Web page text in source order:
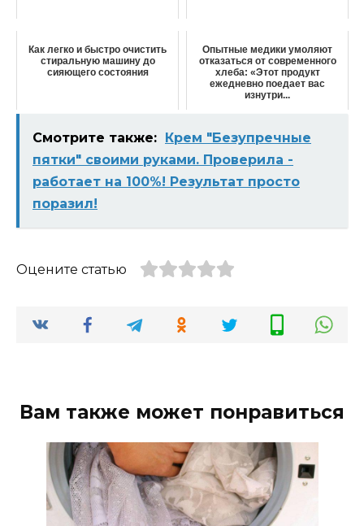
Как легко и быстро очистить
стиральную машину до
сияющего состояния
Опытные медики умоляют
отказаться от современного
хлеба: «Этот продукт
ежедневно поедает вас
изнутри...
Смотрите также:
Крем "Безупречные
пятки" своими руками. Проверила -
работает на 100%! Результат просто
поразил!
Оцените статью
Вам также может понравиться